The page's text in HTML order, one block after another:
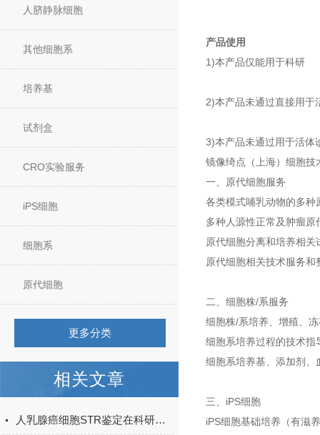
人脐静脉细胞
其他细胞系
培养基
试剂盒
CRO实验服务
iPS细胞
细胞系
原代细胞
更多分类
相关文章
人乳腺癌细胞STR鉴定在科研应用中的标准化流程
产品使用
1)本产品仅能用于科研
2)本产品未通过直接用于
3)本产品未通过用于活体
镜像绮点（上海）细胞
一、原代细胞服务
各类模式哺乳动物的多种
多种人源性正常及肿瘤原
原代细胞分离和培养相
原代细胞相关技术服务
二、细胞株/系服务
细胞株/系培养、增殖、
细胞系培养过程的技术指
细胞系培养基、添加剂
三、iPS细胞
iPS细胞基础培养（有滋